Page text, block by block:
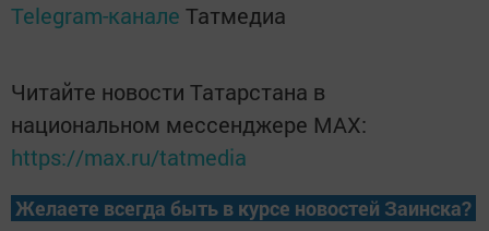
Telegram-канале Татмедиа
Читайте новости Татарстана в
национальном мессенджере MАХ:
https://max.ru/tatmedia
Желаете всегда быть в курсе новостей Заинска?